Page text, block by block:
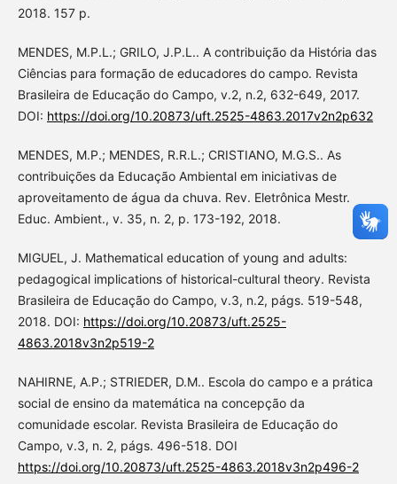
2018. 157 p.
MENDES, M.P.L.; GRILO, J.P.L.. A contribuição da História das
Ciências para formação de educadores do campo. Revista
Brasileira de Educação do Campo, v.2, n.2, 632-649, 2017.
DOI: https://doi.org/10.20873/uft.2525-4863.2017v2n2p632
MENDES, M.P.; MENDES, R.R.L.; CRISTIANO, M.G.S.. As
contribuições da Educação Ambiental em iniciativas de
aproveitamento de água da chuva. Rev. Eletrônica Mestr.
Educ. Ambient., v. 35, n. 2, p. 173-192, 2018.
MIGUEL, J. Mathematical education of young and adults:
pedagogical implications of historical-cultural theory. Revista
Brasileira de Educação do Campo, v.3, n.2, págs. 519-548,
2018. DOI: https://doi.org/10.20873/uft.2525-
4863.2018v3n2p519-2
NAHIRNE, A.P.; STRIEDER, D.M.. Escola do campo e a prática
social de ensino da matemática na concepção da
comunidade escolar. Revista Brasileira de Educação do
Campo, v.3, n. 2, págs. 496-518. DOI
https://doi.org/10.20873/uft.2525-4863.2018v3n2p496-2